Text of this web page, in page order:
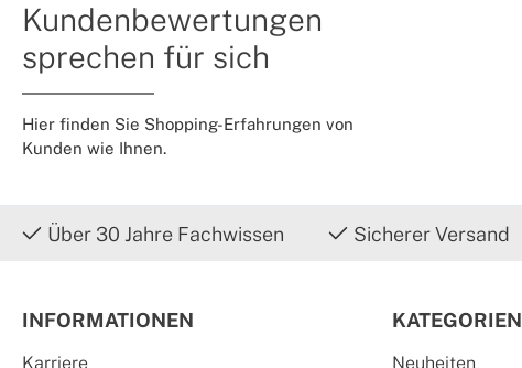
Kundenbewertungen
sprechen für sich
Hier finden Sie Shopping-Erfahrungen von
Kunden wie Ihnen.
Über 30 Jahre Fachwissen Sicherer Versand
INFORMATIONEN
Karriere
KATEGORIEN
Neuheiten